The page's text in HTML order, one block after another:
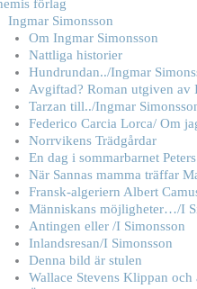
förlag
Ingmar Simonsson
Om Ingmar Simonsson
Nattliga historier
Hundrundan../Ingmar
Avgiftad? Roman utgiven av
Tarzan till../Ingmar
Federico Carcia Lorca/ Om
Norrvikens Trädgårdar
En dag i sommarbarnet
När Sannas mamma träffar
Fransk-algeriern Albert
Människans möjligheter…/I
Antingen eller /I Simonsson
Inlandsresan/I Simonsson
Denna bild är stulen
Wallace Stevens Klippan och